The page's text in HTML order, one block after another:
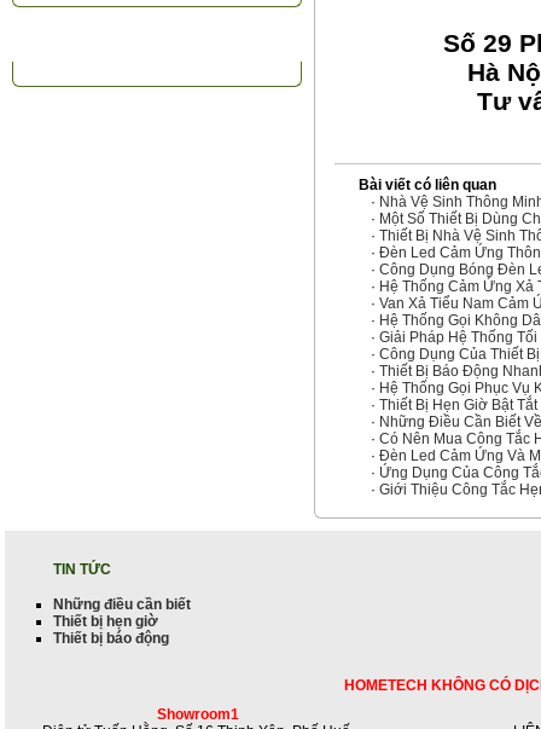
Số 29
Hà
Tư
Bài viết có liên quan
· Nhà Vệ Sinh Thông
· Một Số Thiết Bị Dùng
· Thiết Bị Nhà Vệ Sinh
· Đèn Led Cảm Ứng
· Công Dụng Bóng Đèn
· Hệ Thống Cảm Ứng Xả
· Van Xả Tiểu Nam Cảm
· Hệ Thống Gọi Không
· Giải Pháp Hệ Thống
· Công Dụng Của Thiết
· Thiết Bị Báo Động
· Hệ Thống Gọi Phục Vụ
· Thiết Bị Hẹn Giờ Bật Tắt
· Những Điều Cần Biết
· Có Nên Mua Công Tắc
· Đèn Led Cảm Ứng Và
· Ứng Dụng Của Công
· Giới Thiệu Công Tắc
TIN TỨC
Những điều cần biết
Thiết bị hẹn giờ
Thiết bị báo động
HOMETECH KHÔNG CÓ
Showroom1